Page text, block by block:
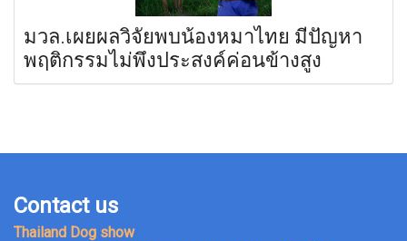
มวล.เผยผลวิจัยพบน้องหมาไทย มีปัญหา
พฤติกรรมไม่พึงประสงค์ค่อนข้างสูง
Contact us
Thailand Dog show